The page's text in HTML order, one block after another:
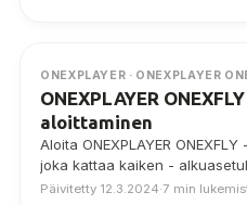
ONEXPLAYER · ONEXPLAYER
ONEXPLAYER
aloittaminen
Aloita ONEXPLAYER
joka kattaa kaiken -
Haluamme varmistaa, että
Päivitetty 12.3.2024·7 min